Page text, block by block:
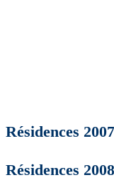
Résidences
Résidences